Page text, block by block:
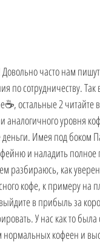
часто нам
по сотрудничеству.
остальные 2
уровня
Имея под боком
и наладить полное
разбираюсь, как
кофе, к примеру на
в прибыль за
У нас как то
нормальных кофеен и